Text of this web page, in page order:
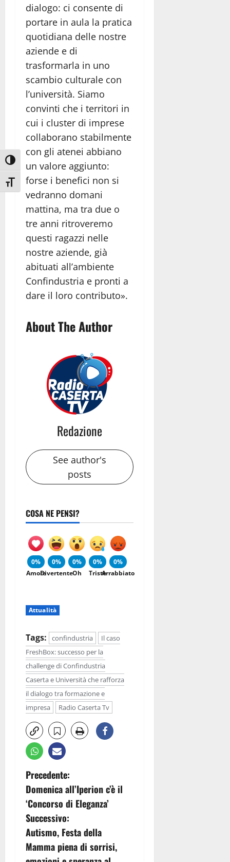
Attiva/disattiva alto contrasto
Attiva/disattiva dimensione testo
dialogo: ci consente di
portare in aula la pratica
quotidiana delle nostre
aziende e di
trasformarla in uno
scambio culturale con
l’università. Siamo
convinti che i territori in
cui i cluster di imprese
collaborano stabilmente
con gli atenei abbiano
un valore aggiunto:
forse i benefici non si
vedranno domani
mattina, ma tra due o
tre anni ritroveremo
questi ragazzi nelle
nostre aziende, già
abituati all’ambiente
Confindustria e pronti a
dare il loro contributo».
About The Author
Redazione
See author's
posts
COSA NE PENSI?
0%
Amore
0%
Divertente
0%
Oh
0%
Triste
0%
Arrabbiato
Attualità
Tags: confindustria
Il caso
FreshBox: successo per la
challenge di Confindustria
Caserta e Università che rafforza
il dialogo tra formazione e
impresa
Radio Caserta Tv
N
a
v
i
Precedente:
Domenica all’Iperion c’è il
‘Concorso di Eleganza’
Successivo:
Autismo, Festa della
Mamma piena di sorrisi,